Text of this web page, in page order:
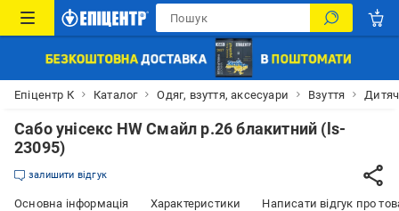
Епіцентр К Каталог Одяг, взуття, аксесуари Взуття
Сабо унісекс HW Смайл р.26 блакитний (ls-
23095)
залишити відгук
Основна інформація Характеристики Написати відгук про